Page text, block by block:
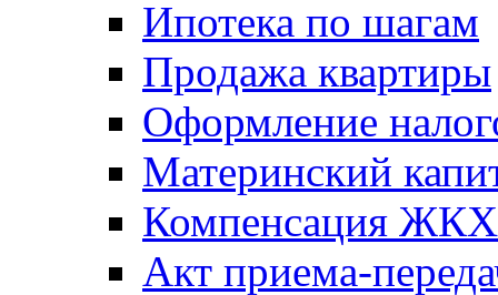
Ипотека по шагам
Продажа квартиры
Оформление
Материнский
Компенсация ЖКХ
Акт приема-